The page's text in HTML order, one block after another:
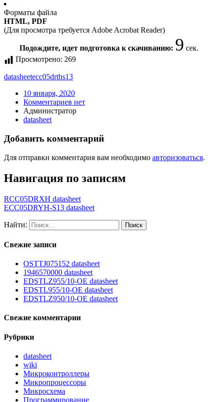
Форматы файла
HTML, PDF
(Для просмотра требуется Adobe Acrobat Reader)
Подождите, идет подготовка к скачиванию: 9 сек.
Просмотрено: 269
datasheetecc05drths13
10 января, 2020
Комментариев нет
Администратор
datasheet
Добавить комментарий
Для отправки комментария вам необходимо авторизоваться.
Навигация по записям
RCC05DRXH datasheet
ECC05DRYH-S13 datasheet
Найти:
Свежие записи
OSTTJ075152 datasheet
1946570000 datasheet
EDSTLZ955/10-OE datasheet
EDSTL955/10-OE datasheet
EDSTLZ950/10-OE datasheet
Свежие комментарии
Рубрики
datasheet
wiki
Микроконтроллеры
Микропроцессоры
Микросхема
Программирование